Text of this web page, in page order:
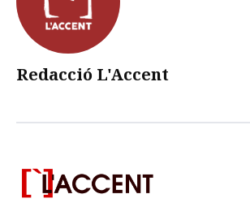
Redacció L'Accent